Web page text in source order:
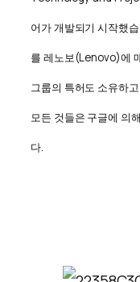
어가 개발되기 시작했
를 레노보(Lenovo)에
그룹의 특허도 소유하
모든 것들은 구글에 의
다.